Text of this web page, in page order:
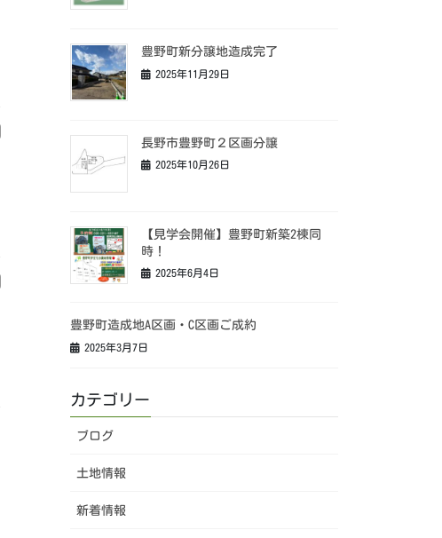
豊野町新分譲地造成完了
2025年11月29日
長野市豊野町２区画分譲
2025年10月26日
【見学会開催】豊野町新築2棟同
時！
2025年6月4日
豊野町造成地A区画・C区画ご成約
2025年3月7日
カテゴリー
ブログ
土地情報
新着情報